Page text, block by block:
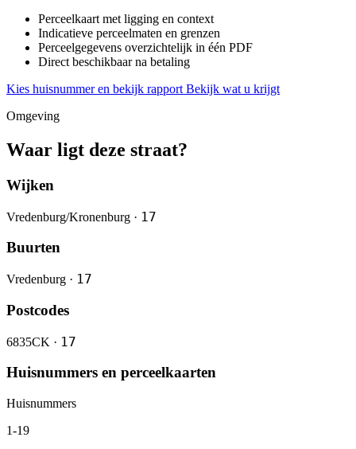
Perceelkaart met ligging en context
Indicatieve perceelmaten en grenzen
Perceelgegevens overzichtelijk in één PDF
Direct beschikbaar na betaling
Kies huisnummer en bekijk rapport Bekijk wat u krijgt
Omgeving
Waar ligt deze straat?
Wijken
Vredenburg/Kronenburg · 17
Buurten
Vredenburg · 17
Postcodes
6835CK · 17
Huisnummers en perceelkaarten
Huisnummers
1-19